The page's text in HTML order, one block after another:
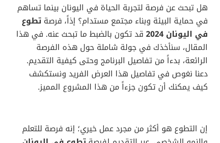
هل تبحث عن فرصة لتجربة الحياة في اليونان بينما تساهم
في حماية البيئة وبناء مجتمع مستدام؟ إذاً، فرصة تطوع
في اليونان 2024
قد تكون بالضبط ما تبحث عنه. في هذا
المقال، سنأخذك في جولة شاملة حول هذه الفرصة
الرائعة، بدءاً من تفاصيل البرنامج وحتى كيفية التقديم.
دعنا نغوص في تفاصيل هذا العرض الفريد ونستكشف
كيف يمكنك أن تكون جزءاً من هذا المشروع المميز.
إن التطوع هو أكثر من مجرد عمل خيري؛ إنه فرصة للتعلم